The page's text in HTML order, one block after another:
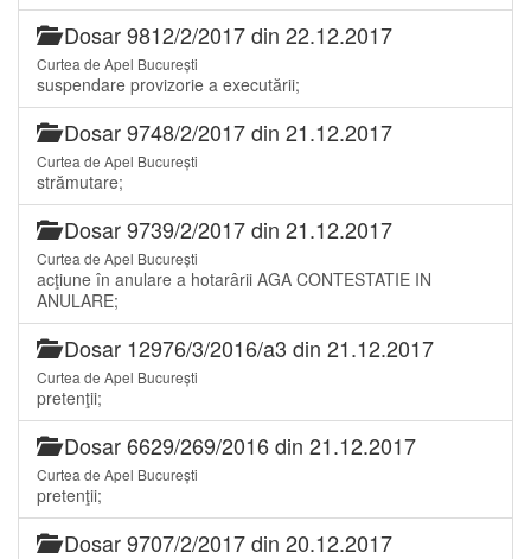
Dosar 9812/2/2017 din 22.12.2017
Curtea de Apel București
suspendare provizorie a executării;
Dosar 9748/2/2017 din 21.12.2017
Curtea de Apel București
strămutare;
Dosar 9739/2/2017 din 21.12.2017
Curtea de Apel București
acţiune în anulare a hotarârii AGA CONTESTATIE IN
ANULARE;
Dosar 12976/3/2016/a3 din 21.12.2017
Curtea de Apel București
pretenţii;
Dosar 6629/269/2016 din 21.12.2017
Curtea de Apel București
pretenţii;
Dosar 9707/2/2017 din 20.12.2017